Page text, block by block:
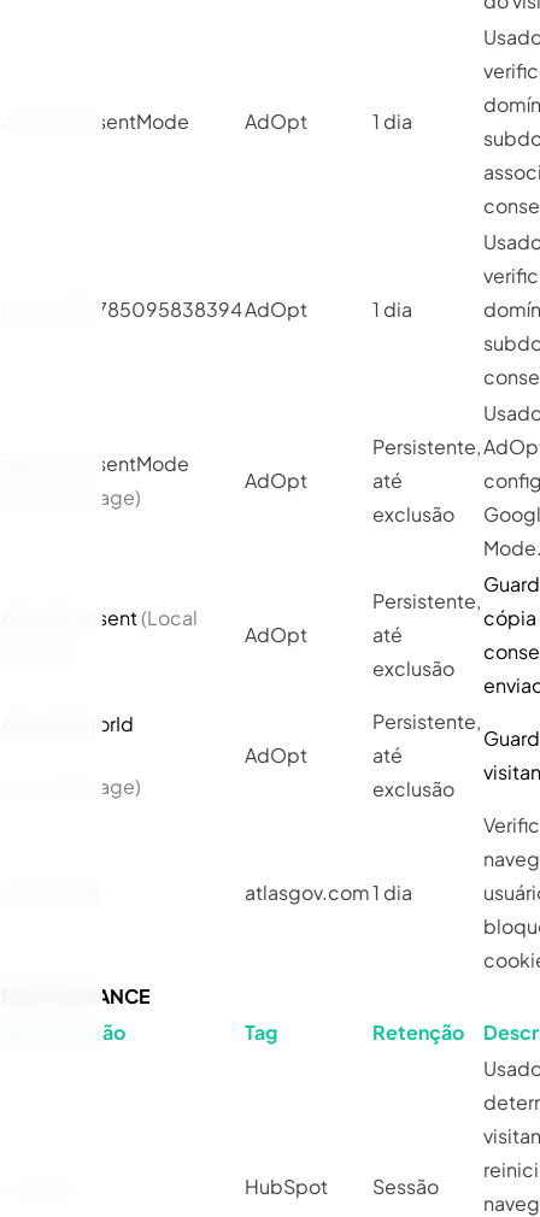
adoptConsentMode AdOpt 1 dia
AdoptGD1785095838394AdOpt 1 dia
adoptConsentMode
(Local Storage)
AdOpt
Persistente,
até
exclusão
AdoptConsent(Local
AdOpt
Persistente,
até
exclusão
AdoptVisitorId
(Local Storage)
AdOpt
Persistente,
até
exclusão
atlasgov.com1 dia
PERFORMANCE
Identificação
Tag Retenção
HubSpot Sessão